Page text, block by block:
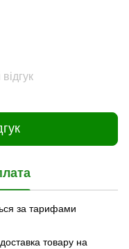
за тарифами
товару на